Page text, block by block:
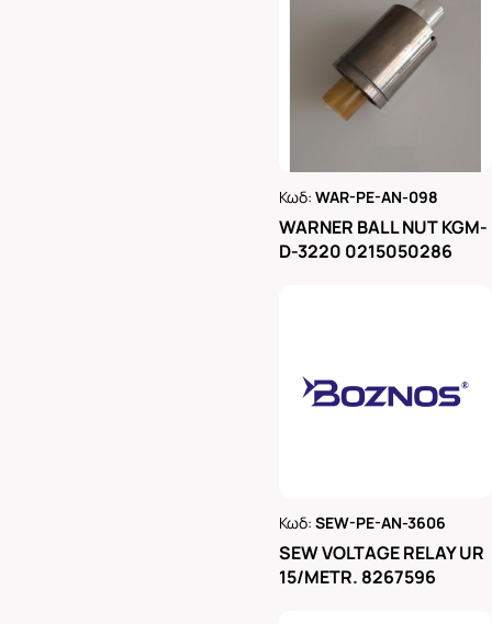
Κωδ:WAR-PE-AN-098
WARNER BALL NUT KGM-
D-3220 0215050286
Κωδ:SEW-PE-AN-3606
SEW VOLTAGE RELAY UR
15/METR. 8267596